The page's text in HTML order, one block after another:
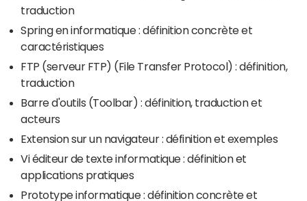
traduction
Spring en informatique : définition concrète et
caractéristiques
FTP (serveur FTP) (File Transfer Protocol) : définition,
traduction
Barre d'outils (Toolbar) : définition, traduction et
acteurs
Extension sur un navigateur : définition et exemples
Vi éditeur de texte informatique : définition et
applications pratiques
Prototype informatique : définition concrète et